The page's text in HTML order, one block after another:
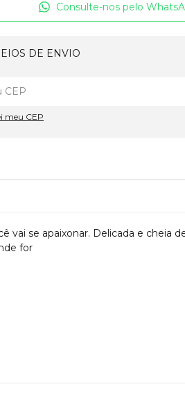
Consulte-nos pelo
DE ENVIO
meu CEP
vai se apaixonar. Delicada e cheia
for